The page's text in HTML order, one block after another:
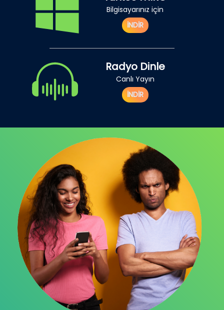
Bilgisayarınız için
İNDİR
Radyo Dinle
Canlı Yayın
İNDİR